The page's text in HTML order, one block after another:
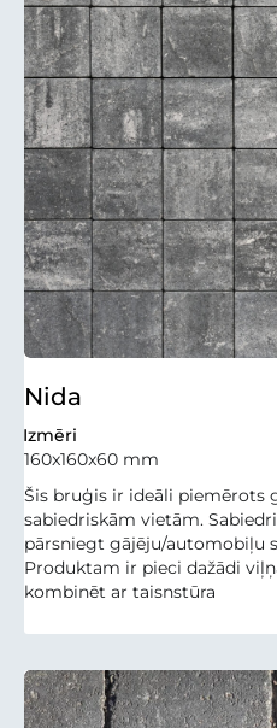
Nida
Izmēri
160x160x60 mm
Šis bruģis ir ideāli piemērots
sabiedriskām vietām.
pārsniegt gājēju/automobiļu
Produktam ir pieci dažādi
kombinēt ar taisnstūra